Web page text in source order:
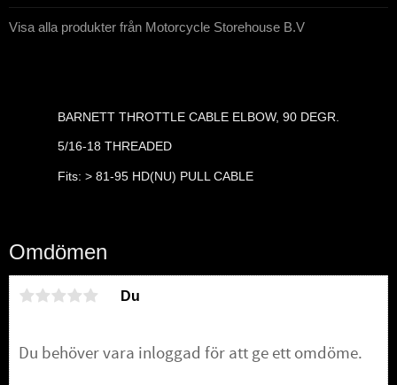
Visa alla produkter från Motorcycle Storehouse B.V
BARNETT THROTTLE CABLE ELBOW, 90 DEGR.
5/16-18 THREADED
Fits: > 81-95 HD(NU) PULL CABLE
Omdömen
Du